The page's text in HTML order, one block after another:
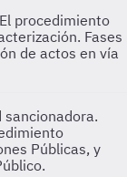
El procedimiento
Fases
de actos en vía
sancionadora.
Públicas, y